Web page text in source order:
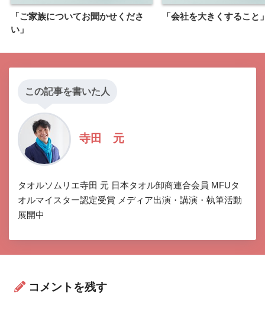
「ご家族についてお聞かせくださ
い」
「会社を大きくすること
この記事を書いた人
寺田 元
タオルソムリエ寺田 元 日本タオル卸商連合会員 MFUタ
オルマイスター認定受賞 メディア出演・講演・執筆活動
展開中
コメントを残す